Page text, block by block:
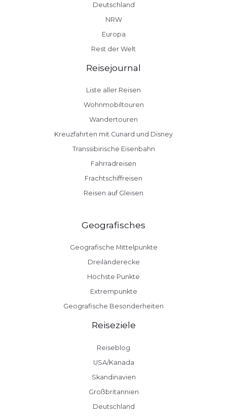
Deutschland
NRW
Europa
Rest der Welt
Reisejournal
Liste aller Reisen
Wohnmobiltouren
Wandertouren
Kreuzfahrten mit Cunard und Disney
Transsibirische Eisenbahn
Fahrradreisen
Frachtschiffreisen
Reisen auf Gleisen
Geografisches
Geografische Mittelpunkte
Dreiländerecke
Höchste Punkte
Extrempunkte
Geografische Besonderheiten
Reiseziele
Reiseblog
USA/Kanada
Skandinavien
Großbritannien
Deutschland